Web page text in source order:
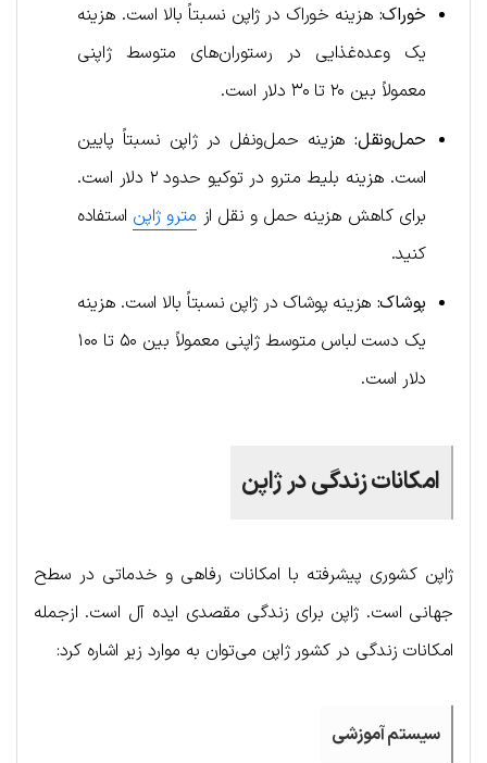
خوراک: هزینه خوراک در ژاپن نسبتاً بالا است. هزینه
یک وعده‌غذایی در رستوران‌های متوسط ​​ژاپنی
معمولاً بین ۲۰ تا ۳۰ دلار است.
حمل‌و‌نقل:هزینه حمل‌ونفل در ژاپن نسبتاً پایین
است. هزینه بلیط مترو در توکیو حدود ۲ دلار است.
برای کاهش هزینه حمل و نقل از مترو ژاپن استفاده
کنید.
پوشاک: هزینه پوشاک در ژاپن نسبتاً بالا است. هزینه
یک دست لباس متوسط ​​ژاپنی معمولاً بین ۵۰ تا ۱۰۰
دلار است.
امکانات زندگی در ژاپن
ژاپن کشوری پیشرفته با امکانات رفاهی و خدماتی در سطح
جهانی است. ژاپن برای زندگی مقصدی ایده آل است. ازجمله
امکانات زندگی در کشور ژاپن می‌توان به موارد زیر اشاره کرد:
سیستم آموزشی